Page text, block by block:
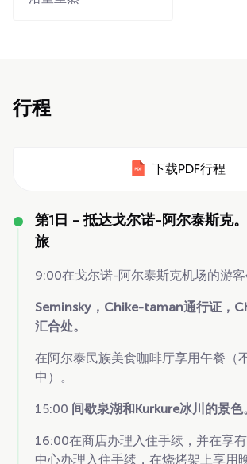
行程
下载PDF行程
第1日 -抵达戈尔诺-阿尔泰斯克
旅
9:00在戈尔诺-阿尔泰斯克机场的游客
Seminsky，Chike-taman通行证，
汇合处。
在阿尔泰民族美食咖啡厅享用午餐（
中）。
15:00 间歇泉湖和Kurkure冰川的景色
16:00在商店办理入住手续，并在享
中心办理入住手续，在烧烤架上享用